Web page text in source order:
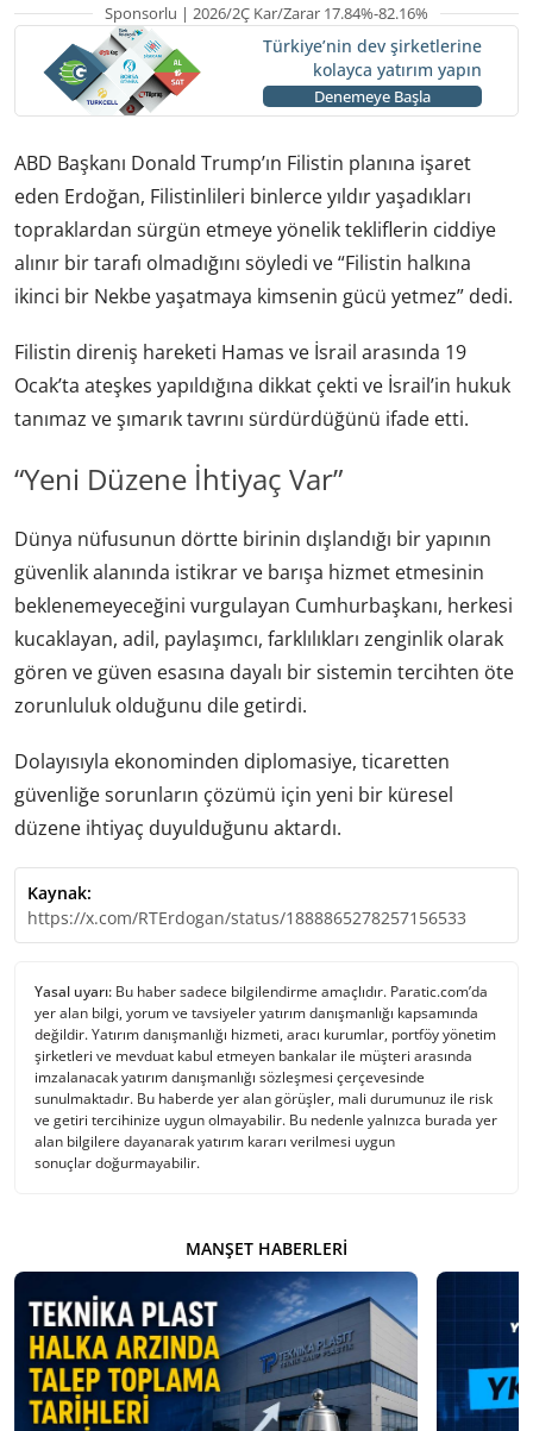
Sponsorlu | 2026/2Ç Kar/Zarar 17.84%-82.16%
Türkiye’nin dev şirketlerine
kolayca yatırım yapın
Denemeye Başla
ABD Başkanı Donald Trump’ın Filistin planına işaret
eden Erdoğan, Filistinlileri binlerce yıldır yaşadıkları
topraklardan sürgün etmeye yönelik tekliflerin ciddiye
alınır bir tarafı olmadığını söyledi ve “Filistin halkına
ikinci bir Nekbe yaşatmaya kimsenin gücü yetmez” dedi.
Filistin direniş hareketi Hamas ve İsrail arasında 19
Ocak’ta ateşkes yapıldığına dikkat çekti ve İsrail’in hukuk
tanımaz ve şımarık tavrını sürdürdüğünü ifade etti.
“Yeni Düzene İhtiyaç Var”
Dünya nüfusunun dörtte birinin dışlandığı bir yapının
güvenlik alanında istikrar ve barışa hizmet etmesinin
beklenemeyeceğini vurgulayan Cumhurbaşkanı, herkesi
kucaklayan, adil, paylaşımcı, farklılıkları zenginlik olarak
gören ve güven esasına dayalı bir sistemin tercihten öte
zorunluluk olduğunu dile getirdi.
Dolayısıyla ekonominden diplomasiye, ticaretten
güvenliğe sorunların çözümü için yeni bir küresel
düzene ihtiyaç duyulduğunu aktardı.
Kaynak:
https://x.com/RTErdogan/status/1888865278257156533
Yasal uyarı: Bu haber sadece bilgilendirme amaçlıdır. Paratic.com’da
yer alan bilgi, yorum ve tavsiyeler yatırım danışmanlığı kapsamında
değildir. Yatırım danışmanlığı hizmeti, aracı kurumlar, portföy yönetim
şirketleri ve mevduat kabul etmeyen bankalar ile müşteri arasında
imzalanacak yatırım danışmanlığı sözleşmesi çerçevesinde
sunulmaktadır. Bu haberde yer alan görüşler, mali durumunuz ile risk
ve getiri tercihinize uygun olmayabilir. Bu nedenle yalnızca burada yer
alan bilgilere dayanarak yatırım kararı verilmesi uygun
sonuçlar doğurmayabilir.
MANŞET HABERLERI